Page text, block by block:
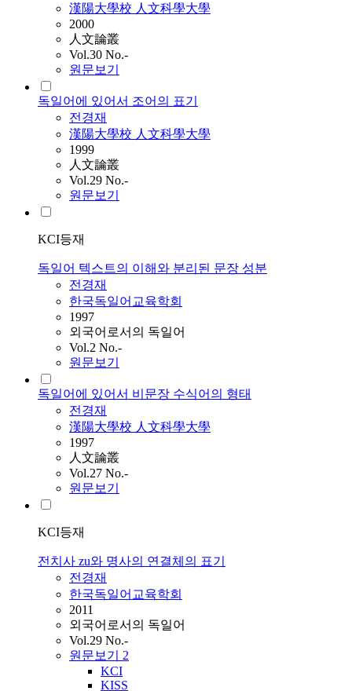
漢陽大學校 人文科學大學
2000
人文論叢
Vol.30 No.-
원문보기
독일어에 있어서 조어의 표기
전경재
漢陽大學校 人文科學大學
1999
人文論叢
Vol.29 No.-
원문보기
KCI등재
독일어 텍스트의 이해와 분리된 문장 성분
전경재
한국독일어교육학회
1997
외국어로서의 독일어
Vol.2 No.-
원문보기
독일어에 있어서 비문장 수식어의 형태
전경재
漢陽大學校 人文科學大學
1997
人文論叢
Vol.27 No.-
원문보기
KCI등재
전치사 zu와 명사의 연결체의 표기
전경재
한국독일어교육학회
2011
외국어로서의 독일어
Vol.29 No.-
원문보기 2
KCI
KISS